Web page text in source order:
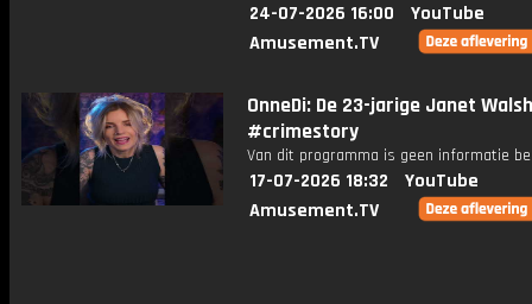
24-07-2026 16:00
YouTube
Amusement.TV
OnneDi: De 23-jarige Janet Walsh
#crimestory
Van dit programma is geen informatie
17-07-2026 18:32
YouTube
Amusement.TV